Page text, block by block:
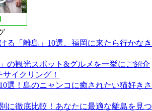
る「離島」10選。福岡に来たら行かなき
の観光スポット&グルメを一挙にご紹介
イクリング！
選！島のニャンコに癒されたい猫好きさ
に徹底比較！あなたに最適な離島を見つ